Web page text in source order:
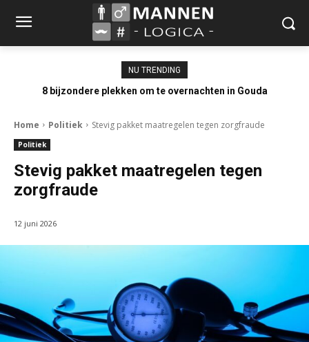
NU TRENDING
8 bijzondere plekken om te overnachten in Gouda
Home Politiek Stevig pakket maatregelen tegen zorgfraude
Politiek
Stevig pakket maatregelen tegen
zorgfraude
12 juni 2026